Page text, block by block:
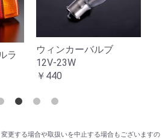
ラ
ウィンカーバルブ
12V-23W
￥440
更する場合や取扱いを中止する場合もございますの